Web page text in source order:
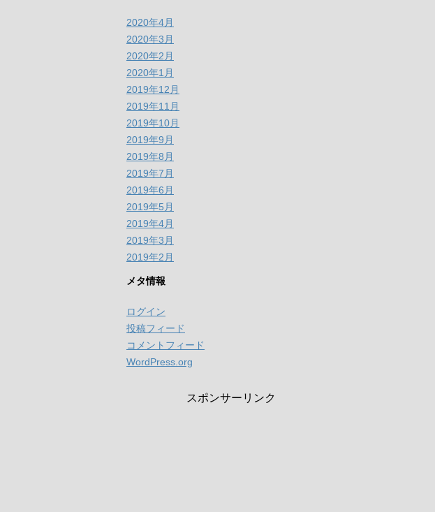
2020年4月
2020年3月
2020年2月
2020年1月
2019年12月
2019年11月
2019年10月
2019年9月
2019年8月
2019年7月
2019年6月
2019年5月
2019年4月
2019年3月
2019年2月
メタ情報
ログイン
投稿フィード
コメントフィード
WordPress.org
スポンサーリンク